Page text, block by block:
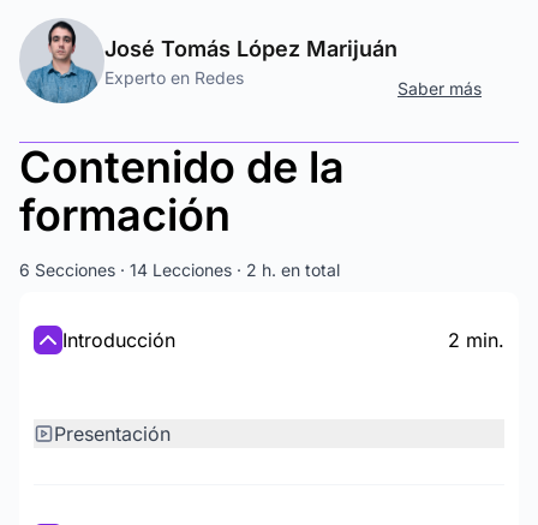
José Tomás López Marijuán
Experto en Redes
Saber más
Contenido de la
formación
6 Secciones · 14 Lecciones · 2 h. en total
Introducción 2 min.
Presentación